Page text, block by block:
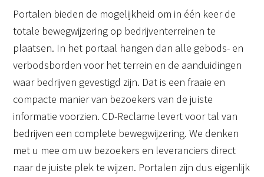
Portalen bieden de mogelijkheid om in één keer de
totale bewegwijzering op bedrijventerreinen te
plaatsen. In het portaal hangen dan alle gebods- en
verbodsborden voor het terrein en de aanduidingen
waar bedrijven gevestigd zijn. Dat is een fraaie en
compacte manier van bezoekers van de juiste
informatie voorzien. CD-Reclame levert voor tal van
bedrijven een complete bewegwijzering. We denken
met u mee om uw bezoekers en leveranciers direct
naar de juiste plek te wijzen. Portalen zijn dus eigenlijk